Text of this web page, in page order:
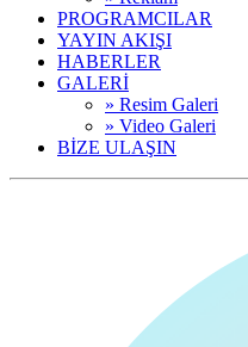
PROGRAMCILAR
YAYIN AKIŞI
HABERLER
GALERİ
» Resim Galeri
» Video Galeri
BİZE ULAŞIN